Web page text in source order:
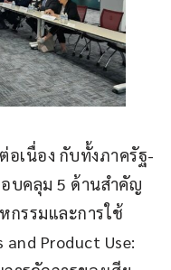
อเนื่อง กับทั้งภาครัฐ-
บคลุม 5 ด้านสำคัญ
กรรมและการใช้
Product Use: